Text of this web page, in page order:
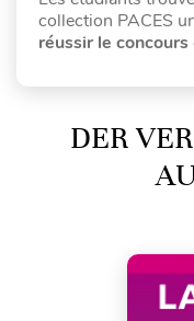
collection PACES
réussir le concours
DER